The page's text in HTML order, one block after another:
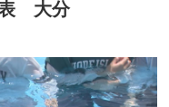
表 大分